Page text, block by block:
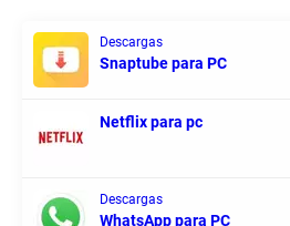
Descargas
Snaptube para PC
Netflix para pc
Descargas
WhatsApp para PC